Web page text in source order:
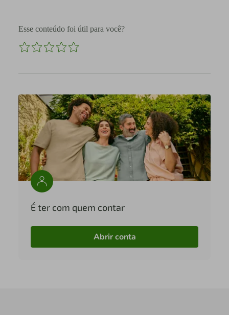
Esse conteúdo foi útil para você?
É ter com quem contar
Abrir conta